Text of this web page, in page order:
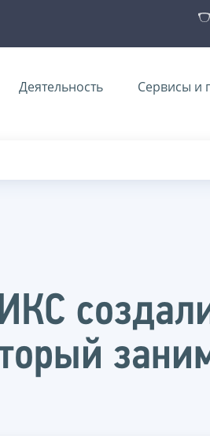
Деятельность Сервисы и